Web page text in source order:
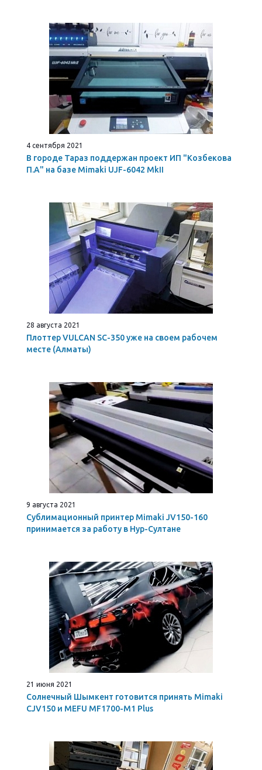
4 сентября 2021
В городе Тараз поддержан проект ИП "Козбекова
П.А" на базе Mimaki UJF-6042 MkII
28 августа 2021
Плоттер VULCAN SC-350 уже на своем рабочем
месте (Алматы)
9 августа 2021
Сублимационный принтер Mimaki JV150-160
принимается за работу в Нур-Султане
21 июня 2021
Солнечный Шымкент готовится принять Mimaki
CJV150 и MEFU MF1700-M1 Plus